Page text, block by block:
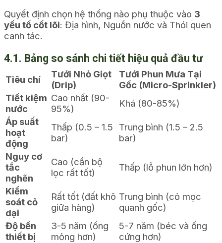
Quyết định chọn hệ thống nào phụ thuộc vào 3
yếu tố cốt lõi: Địa hình, Nguồn nước và Thói quen
canh tác.
4.1. Bảng so sánh chi tiết hiệu quả đầu tư
Tiêu chí
Tưới Nhỏ Giọt
(Drip)
Tưới Phun Mưa Tại
Gốc (Micro-Sprinkler)
Tiết kiệm
nước
Cao nhất (90-
95%)
Khá (80-85%)
Áp suất
hoạt
động
Thấp (0.5 – 1.5
bar)
Trung bình (1.5 – 2.5
bar)
Nguy cơ
tắc
nghẽn
Cao (cần bộ
lọc rất tốt)
Thấp (lỗ phun lớn hơn)
Kiểm
soát cỏ
dại
Rất tốt (đất khô
giữa hàng)
Trung bình (cỏ mọc
quanh gốc)
Độ bền
thiết bị
3-5 năm (ống
mỏng hơn)
5-7 năm (béc và ống
cứng hơn)